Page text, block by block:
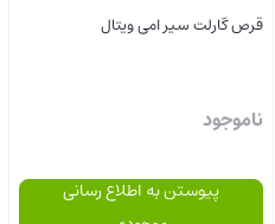
قرص گارلت سیر امی ویتال
ناموجود
پیوستن به اطلاع رسانی